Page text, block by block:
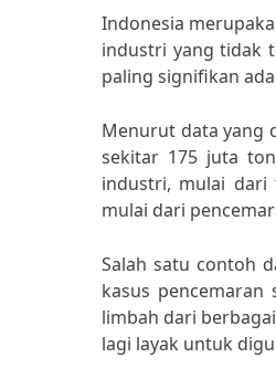
Indonesia
industri yang tidak
paling signifikan
Menurut data yang
sekitar 175 juta
industri, mulai dari
mulai dari
Salah satu contoh
kasus
limbah dari
lagi layak untuk